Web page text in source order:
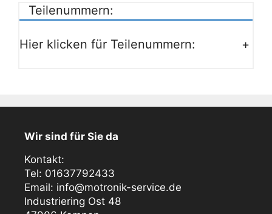
Teilenummern:
Hier klicken für Teilenummern: +
Wir sind für Sie da
Kontakt:
Tel: 01637792433
Email: info@motronik-service.de
Industriering Ost 48